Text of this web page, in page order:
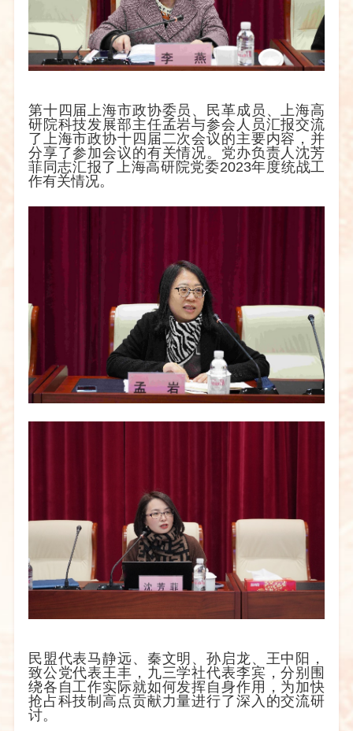
第十四届上海市政协委员、民革成员、上海高
研院科技发展部主任孟岩与参会人员汇报交流
了上海市政协十四届二次会议的主要内容，并
分享了参加会议的有关情况。党办负责人沈芳
菲同志汇报了上海高研院党委2023年度统战工
作有关情况。
民盟代表马静远、秦文明、孙启龙、王中阳，
致公党代表王丰，九三学社代表李宾，分别围
绕各自工作实际就如何发挥自身作用，为加快
抢占科技制高点贡献力量进行了深入的交流研
讨。